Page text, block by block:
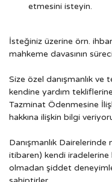
etmesini isteyin.
İsteğiniz üzerine örn.
mahkeme davasının
Size özel danışmanlık ve
kendine yardım
Tazminat Ödenmesine
hakkına ilişkin bilgi
Danışmanlık Dairelerinde
itibaren) kendi iradelerine
olmadan şiddet